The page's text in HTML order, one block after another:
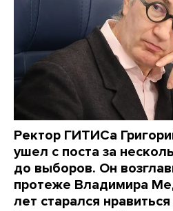
Ректор ГИТИСа
ушел с поста за
до выборов. Он
протеже Владимира
лет старался